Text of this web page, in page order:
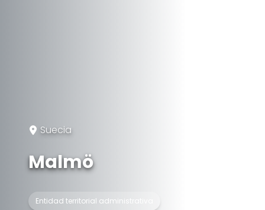
Suecia
Malmö
Entidad territorial administrativa